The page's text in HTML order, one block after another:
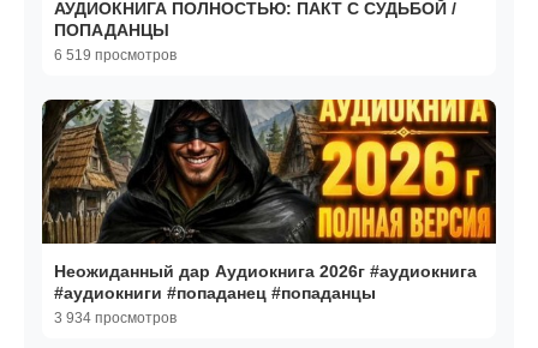
АУДИОКНИГА ПОЛНОСТЬЮ: ПАКТ С СУДЬБОЙ /
ПОПАДАНЦЫ
6 519 просмотров
Неожиданный дар Аудиокнига 2026г #аудиокнига
#аудиокниги #попаданец #попаданцы
3 934 просмотров